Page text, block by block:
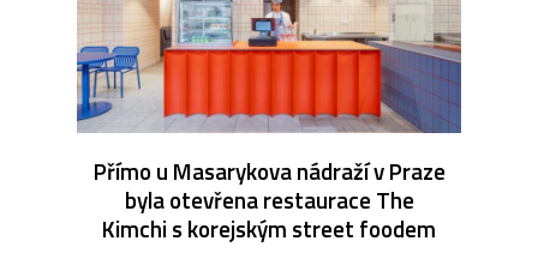
Přímo u Masarykova nádraží v Praze
byla otevřena restaurace The
Kimchi s korejským street foodem